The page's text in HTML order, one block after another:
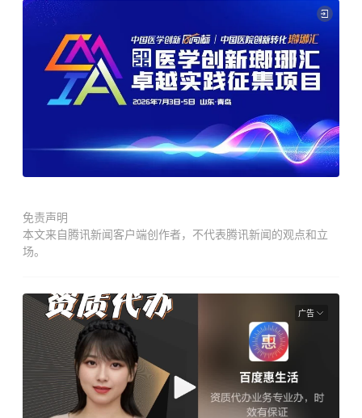
免责声明
本文来自腾讯新闻客户端创作者，不代表腾讯新闻的观点和立
场。
广告